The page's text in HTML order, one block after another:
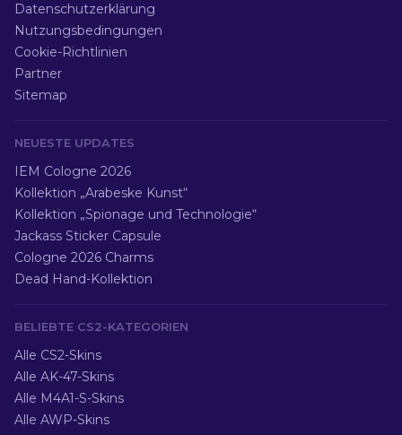
Datenschutzerklärung
Nutzungsbedingungen
Cookie-Richtlinien
Partner
Sitemap
NEUESTE UPDATES
IEM Cologne 2026
Kollektion „Arabeske Kunst“
Kollektion „Spionage und Technologie“
Jackass Sticker Capsule
Cologne 2026 Charms
Dead Hand-Kollektion
BELIEBTE CS2-KATEGORIEN
Alle CS2-Skins
Alle AK-47-Skins
Alle M4A1-S-Skins
Alle AWP-Skins